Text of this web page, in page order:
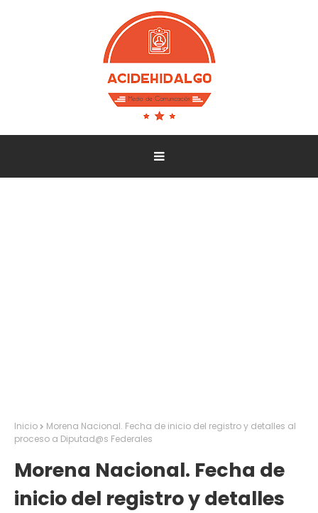
Inicio
Morena Nacional. Fecha de inicio del registro y detalles al
proceso a Diputad@s Federales
Morena Nacional. Fecha de
inicio del registro y detalles